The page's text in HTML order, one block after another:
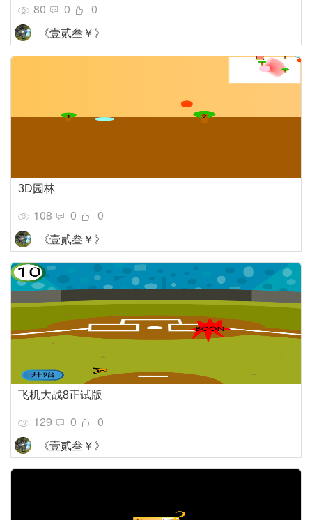
80 0
0
《壹贰叁￥》
3D园林
108 0
0
《壹贰叁￥》
飞机大战8正试版
129 0
0
《壹贰叁￥》